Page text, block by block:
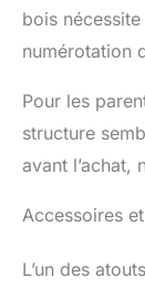
bois
numérotation
Pour les
structure
avant l’achat,
Accessoires
L’un des